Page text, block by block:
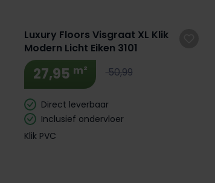
Luxury Floors Visgraat XL Klik
Modern Licht Eiken 3101
27,95 m² 50,99
Direct leverbaar
Inclusief ondervloer
Klik PVC